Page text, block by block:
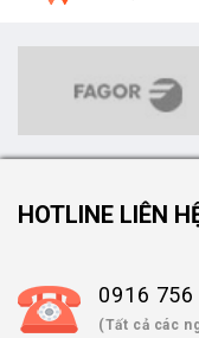
HOTLINE LIÊN
0916 756
(Tất cả các